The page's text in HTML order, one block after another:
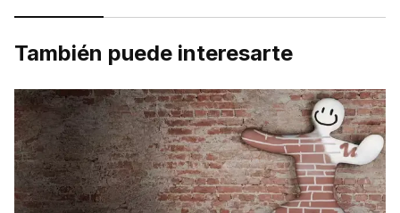
También puede interesarte